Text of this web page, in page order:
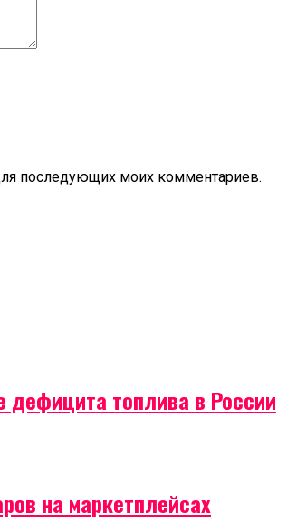
последующих моих комментариев.
дефицита топлива в России
на маркетплейсах